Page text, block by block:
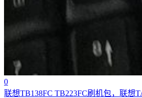
0
联想TB138FC TB223FC刷机包，联想